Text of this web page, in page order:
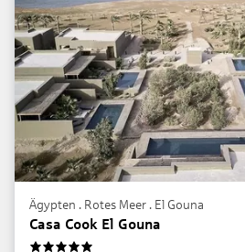
Ägypten . Rotes Meer . El Gouna
Casa Cook El Gouna